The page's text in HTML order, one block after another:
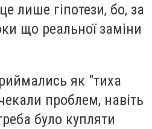
лише гіпотези, бо, за
що реальної заміни
як "тиха
проблем, навіть
було купляти